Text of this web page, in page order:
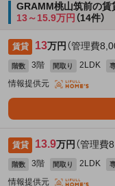
GRAMM桃山筑前の賃
13～15.9万円 （14件）
賃貸 13万円 （管理費
階数 3階 間取り 2LDK
情報提供元
賃貸 13.9万円 （管理費
階数 3階 間取り 2LDK
情報提供元